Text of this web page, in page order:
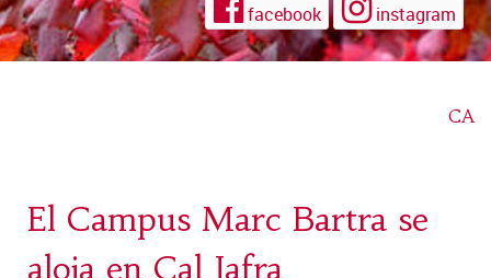
facebook instagram
CA
El Campus Marc Bartra se
aloja en Cal Jafra